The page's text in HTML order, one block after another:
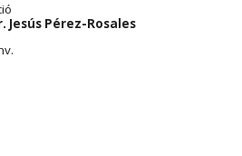
Jesús Pérez-Rosales